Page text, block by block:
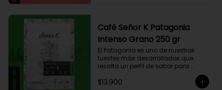
fruto de su trabajo en el campo a
su madre, Chabela. Es un típica
descafeinado con agua, con
toques especiados y un cuerpo
cremoso, resaltan notas canela,
chocolate negro y lima, esto le
otorga una puntuación de 83,75. Si
buscas descansar de la cafeína,
esta es una exquisita alternativa
Café Señor K Patagonia
Intenso Grano 250 gr
El Patagonia es uno de nuestros
tuestes más desarrollados que
resalta un perfil de sabor para
intenso único y con exquisito
$13.900